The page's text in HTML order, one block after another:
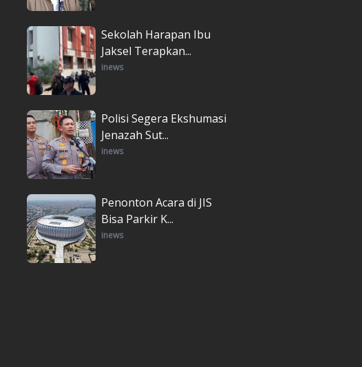
Sekolah Harapan Ibu
Jaksel Terapkan...
inews
Polisi Segera Ekshumasi
Jenazah Sut...
inews
Penonton Acara di JIS
Bisa Parkir K...
inews